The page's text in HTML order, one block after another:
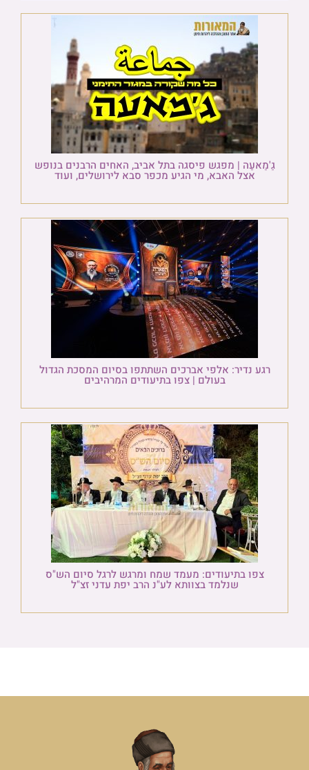
גַ'מַאעַה | מפגש פיסגה בתל אביב, האחים הרבנים בנופש
אצל האבא, מי הגיע מכפר סבא לירושלים, ועוד
רגע נדיר: אלפי אברכים השתתפו בסיום המסכת הגדול
בעולם | צפו בתיעודים המרהיבים
צפו בתיעודים: מעמד שמח ומרגש לרגל סיום הש"ס
שנלמד בצוותא לע"נ הרב יפת עדני זצ"ל